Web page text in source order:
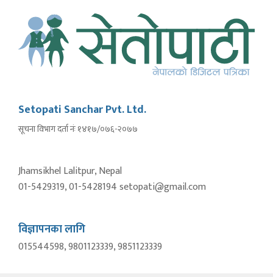
Setopati Sanchar Pvt. Ltd.
सूचना विभाग दर्ता नंः १४१७/०७६-२०७७
Jhamsikhel Lalitpur, Nepal
01-5429319, 01-5428194 setopati@gmail.com
विज्ञापनका लागि
015544598, 9801123339, 9851123339